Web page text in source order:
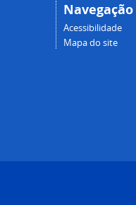
Navegação
Acessibilidade
Mapa do site